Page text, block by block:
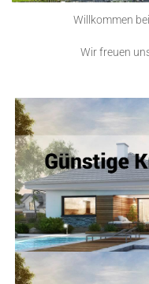
Willkommen
Wir freuen